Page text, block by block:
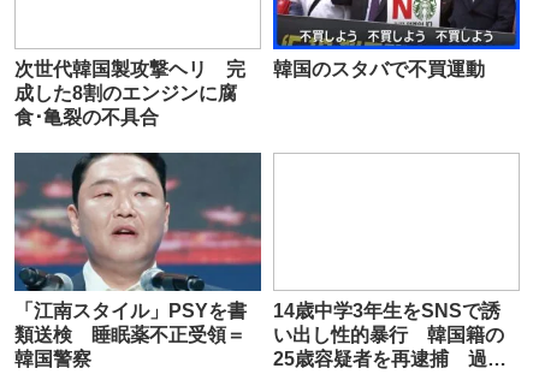
次世代韓国製攻撃ヘリ 完
成した8割のエンジンに腐
食･亀裂の不具合
韓国のスタバで不買運動
「江南スタイル」PSYを書
類送検 睡眠薬不正受領＝
韓国警察
14歳中学3年生をSNSで誘
い出し性的暴行 韓国籍の
25歳容疑者を再逮捕 過去